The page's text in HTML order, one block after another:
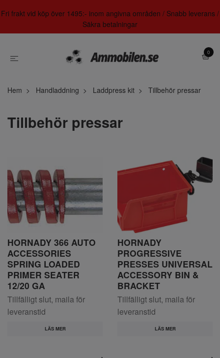
Fri frakt vid köp över 1495:- inom angivna områden / Snabb leverans /
Säkra betalningar
0
Hem Handladdning Laddpress kit Tillbehör pressar
Tillbehör pressar
HORNADY 366 AUTO
ACCESSORIES
SPRING LOADED
PRIMER SEATER
12/20 GA
Tillfälligt slut, maila för
leveranstid
LÄS MER
HORNADY
PROGRESSIVE
PRESSES UNIVERSAL
ACCESSORY BIN &
BRACKET
Tillfälligt slut, maila för
leveranstid
LÄS MER